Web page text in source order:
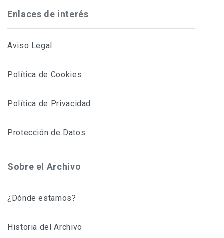
Enlaces de interés
Aviso Legal
Política de Cookies
Política de Privacidad
Protección de Datos
Sobre el Archivo
¿Dónde estamos?
Historia del Archivo